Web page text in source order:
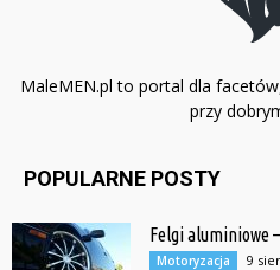
MaleMEN.pl to portal dla
przy
POPULARNE POSTY
Felgi aluminiowe
Motoryzacja 9